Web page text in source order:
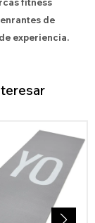
de
experiencia.